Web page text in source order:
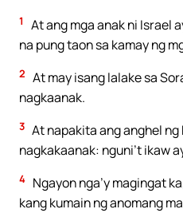
1
At ang mga anak ni Israel
na pung taon sa kamay ng
2 At may isang lalake sa
nagkaanak.
3 At napakita ang anghel
nagkakaanak: nguni’t ikaw
4 Ngayon nga’y magingat
kang kumain ng anomang